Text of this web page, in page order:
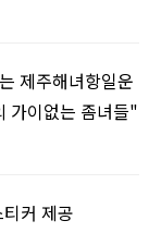
제주해녀항일운
가이없는 좀녀들"
커 제공